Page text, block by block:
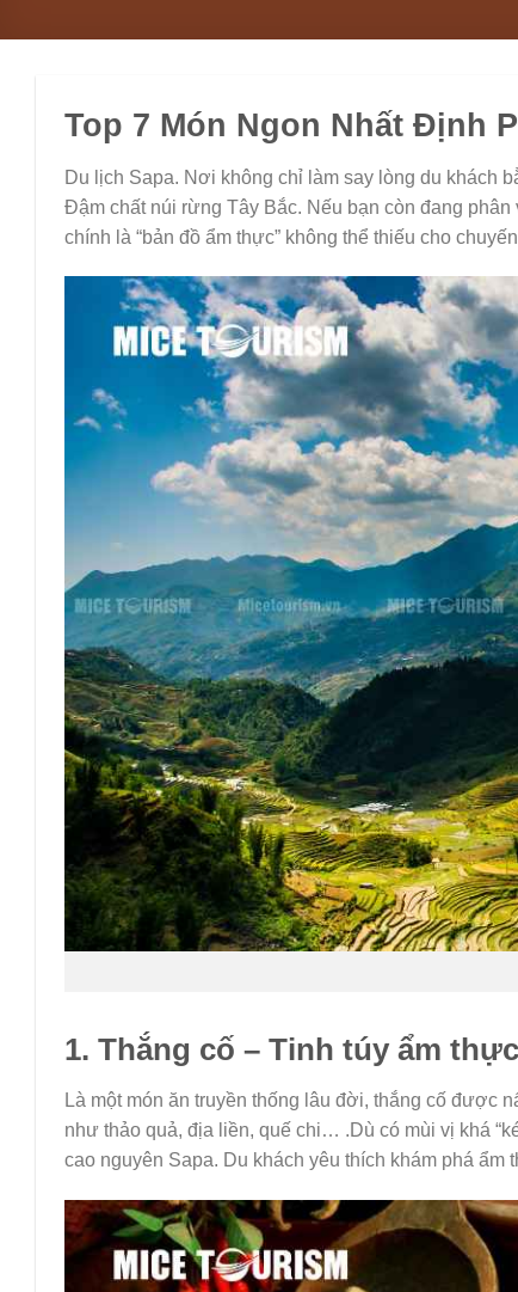
Top 7 Món Ngon Nhất Định
Du lịch Sapa. Nơi không chỉ làm say lòng du khách
Đậm chất núi rừng Tây Bắc. Nếu bạn còn đang phân
chính là “bản đồ ẩm thực” không thể thiếu cho
1. Thắng cố – Tinh túy ẩm
Là một món ăn truyền thống lâu đời, thắng cố được
như thảo quả, địa liền, quế chi… .Dù có mùi vị khá
cao nguyên Sapa. Du khách yêu thích khám phá ẩm